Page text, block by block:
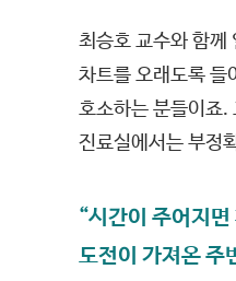
최승호 교수와 함께
차트를 오래도록 들
호소하는 분들이죠.
진료실에서는 부정
“시간이 주어지
도전이 가져온 주